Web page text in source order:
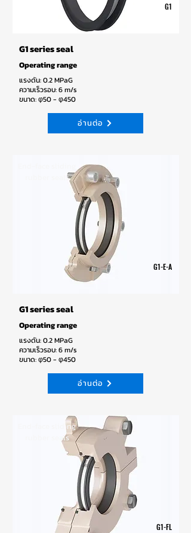
G1
G1 series seal
Operating range
แรงดัน: 0.2 MPaG
ความเร็วรอบ: 6 m/s
ขนาด: φ50 - φ450
อ่านต่อ
rubber seals
G1-E-A
G1 series seal
Operating range
แรงดัน: 0.2 MPaG
ความเร็วรอบ: 6 m/s
ขนาด: φ50 - φ450
อ่านต่อ
End-face sliding
rubber seals
G1-FL